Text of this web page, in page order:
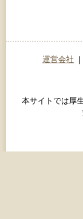
運営会社
本サイトでは厚